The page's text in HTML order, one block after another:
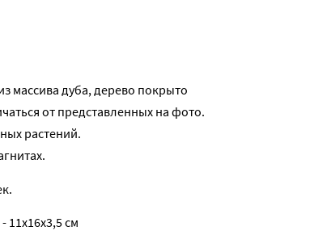
массива дуба, дерево покрыто
от представленных на фото.
растений.
11х16х3,5 см